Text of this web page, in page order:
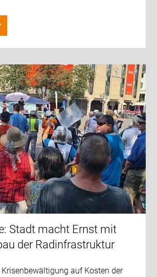
Stadt macht Ernst mit
der Radinfrastruktur
auf Kosten der